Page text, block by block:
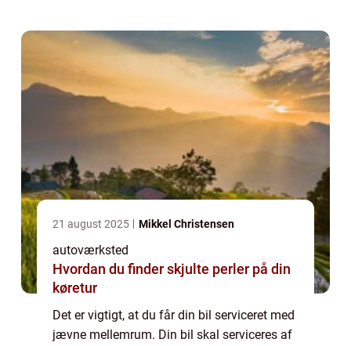
21 august 2025 Mikkel Christensen
autoværksted
Hvordan du finder skjulte perler på din
køretur
Det er vigtigt, at du får din bil serviceret med
jævne mellemrum. Din bil skal serviceres af